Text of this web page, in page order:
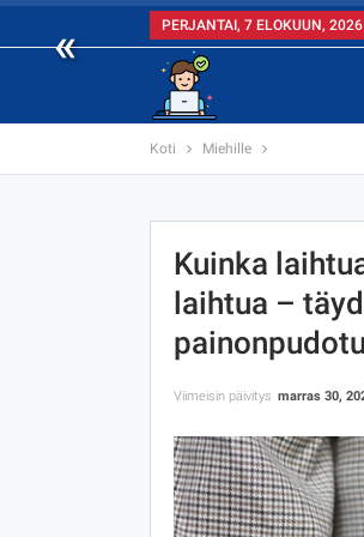
« PERJANTAI, 7 ELOKUUN, 2026
Koti Miehille
Kuinka
laihtua –
Viimeisin päivitys marras 30,